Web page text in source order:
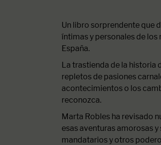
Un libro sorprendente que
íntimas y personales de
España.
La trastienda de la historia
repletos de pasiones
acontecimientos o los
reconozca.
Marta Robles ha revisado
esas aventuras amorosas
mandatarios y otros